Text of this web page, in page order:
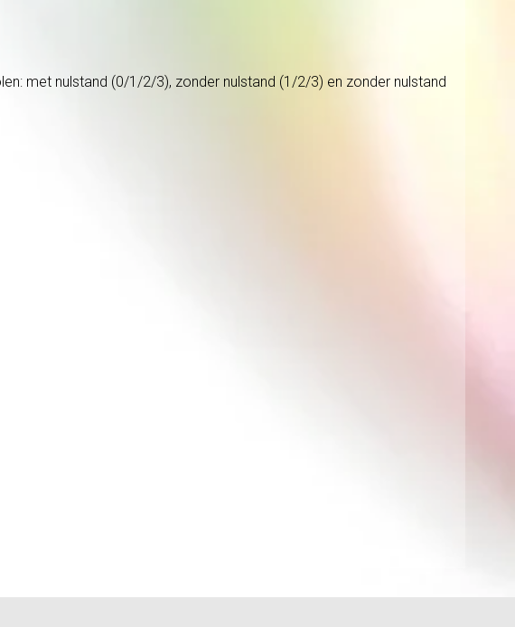
met nulstand (0/1/2/3), zonder nulstand (1/2/3) en zonder nulstand